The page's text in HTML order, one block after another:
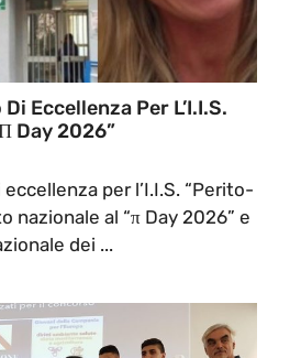
Eccellenza Per L’I.I.S.
Day 2026”
per l’I.I.S. “Perito-
nazionale al “π Day 2026” e
dei ...